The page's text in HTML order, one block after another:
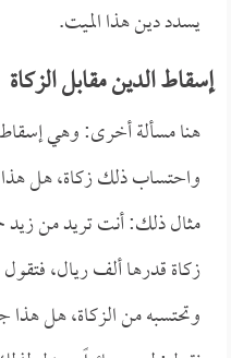
يسدد دين هذا الميت.
إسقاط الدين مقابل الزكاة
هنا مسألة أخرى: وهي إسقاط
واحتساب ذلك زكاة، هل هذا
مثال ذلك: أنت تريد من
زكاة قدرها ألف ريال،
وتحتسبه من الزكاة، هل هذا